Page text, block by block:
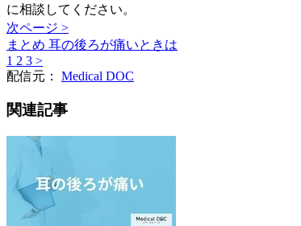
に相談してください。
次ページ >
まとめ 耳の後ろが痛いときは
1 2 3 >
配信元： Medical DOC
関連記事